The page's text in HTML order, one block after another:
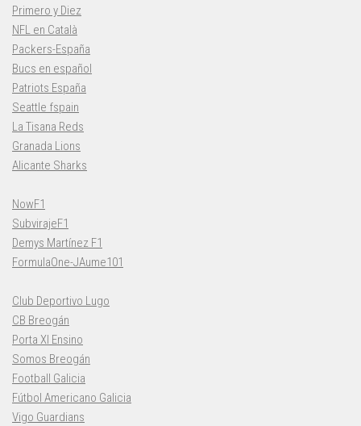
Primero y Diez
NFL en Català
Packers-España
Bucs en español
Patriots España
Seattle fspain
La Tisana Reds
Granada Lions
Alicante Sharks
NowF1
SubvirajeF1
Demys Martínez F1
FormulaOne-JAume101
Club Deportivo Lugo
CB Breogán
Porta XI Ensino
Somos Breogán
Football Galicia
Fútbol Americano Galicia
Vigo Guardians